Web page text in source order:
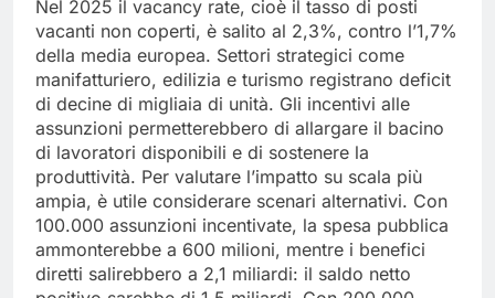
Nel 2025 il vacancy rate, cioè il tasso di posti
vacanti non coperti, è salito al 2,3%, contro l’1,7%
della media europea. Settori strategici come
manifatturiero, edilizia e turismo registrano deficit
di decine di migliaia di unità. Gli incentivi alle
assunzioni permetterebbero di allargare il bacino
di lavoratori disponibili e di sostenere la
produttività. Per valutare l’impatto su scala più
ampia, è utile considerare scenari alternativi. Con
100.000 assunzioni incentivate, la spesa pubblica
ammonterebbe a 600 milioni, mentre i benefici
diretti salirebbero a 2,1 miliardi: il saldo netto